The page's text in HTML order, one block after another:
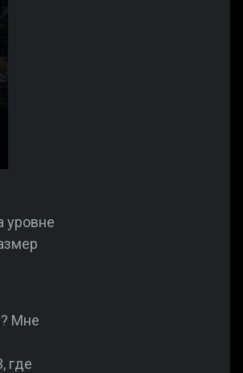
уровне
Мне
где